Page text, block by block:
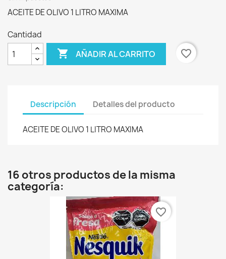
ACEITE DE OLIVO 1 LITRO MAXIMA
Cantidad
 AÑADIR AL CARRITO favorite_border
Descripción Detalles del producto
ACEITE DE OLIVO 1 LITRO MAXIMA
16 otros productos de la misma
categoría:
favorite_border